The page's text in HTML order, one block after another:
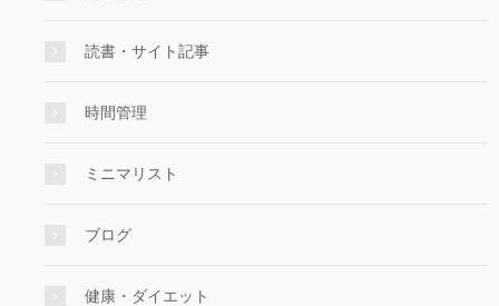
読書・サイト記事
時間管理
ミニマリスト
ブログ
健康・ダイエット